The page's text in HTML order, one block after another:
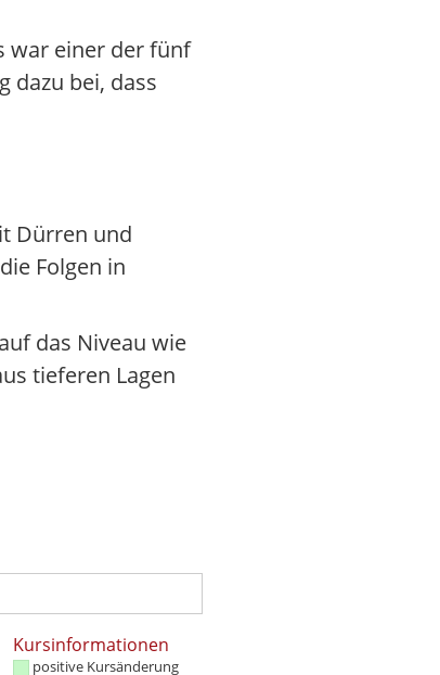
war einer der fünf
dazu bei, dass
Dürren und
Folgen in
das Niveau wie
tieferen Lagen
Kursinformationen
positive Kursänderung